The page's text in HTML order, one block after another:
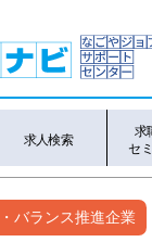
求人検索
求
セ
バランス推進企業